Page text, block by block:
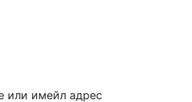
или имейл адрес